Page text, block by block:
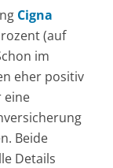
Cigna
(auf
im
eher positiv
eine
Beide
Details